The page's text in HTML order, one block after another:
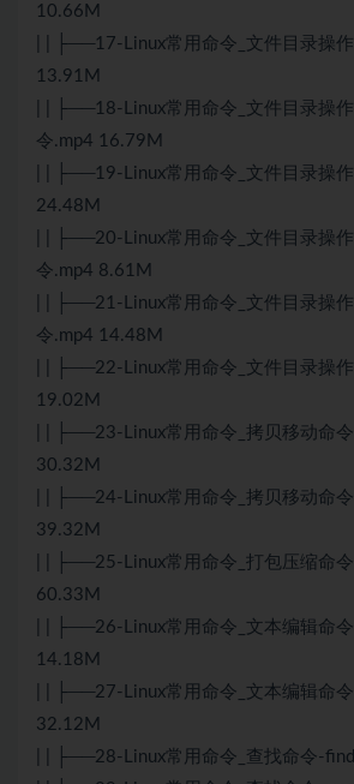
10.66M
| | ├──17-Linux常用命令_文件目录操
13.91M
| | ├──18-Linux常用命令_文件目录操
令.mp4 16.79M
| | ├──19-Linux常用命令_文件目录操
24.48M
| | ├──20-Linux常用命令_文件目录操
令.mp4 8.61M
| | ├──21-Linux常用命令_文件目录操
令.mp4 14.48M
| | ├──22-Linux常用命令_文件目录操
19.02M
| | ├──23-Linux常用命令_拷贝移动命
30.32M
| | ├──24-Linux常用命令_拷贝移动命
39.32M
| | ├──25-Linux常用命令_打包压缩命
60.33M
| | ├──26-Linux常用命令_文本编辑命
14.18M
| | ├──27-Linux常用命令_文本编辑命
32.12M
| | ├──28-Linux常用命令_查找命令-